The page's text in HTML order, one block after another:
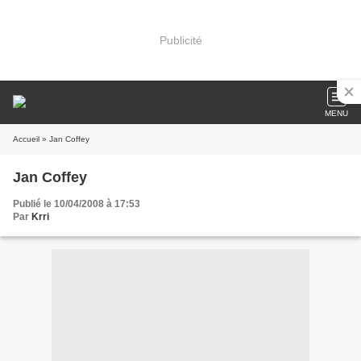
Publicité
MENU
Accueil » Jan Coffey
Jan Coffey
Publié le 10/04/2008 à 17:53
Par Krri